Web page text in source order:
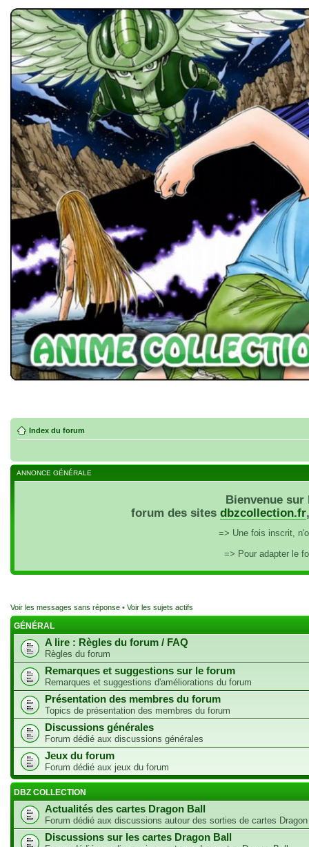
Index du forum
ANNONCE GÉNÉRALE
Bienvenue
forum des sites dbzcollection.fr
=> Une fois inscrit,
=> Pour adapter le
Voir les messages sans réponse • Voir les sujets actifs
GÉNÉRAL
A lire : Règles du forum / FAQ
Règles du forum
Remarques et suggestions sur le forum
Remarques et suggestions d'améliorations du forum
Présentation des membres du forum
Topics de présentation des membres du forum
Discussions générales
Forum dédié aux discussions générales
Jeux du forum
Forum dédié aux jeux du forum
DBZ COLLECTION
Actualités des cartes Dragon Ball
Forum dédié aux discussions autour des sorties de cartes
Discussions sur les cartes Dragon Ball